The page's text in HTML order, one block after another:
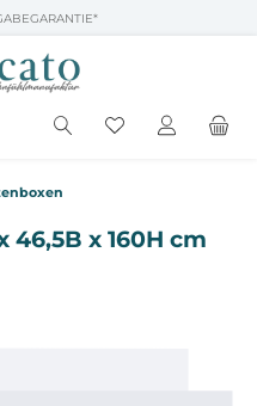
46,5B x 160H cm